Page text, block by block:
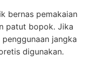
bernas pemakaian
patut bopok. Jika
jangka
digunakan.